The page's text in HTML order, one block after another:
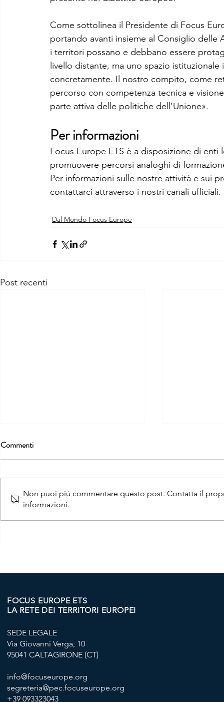
Come sottolinea il Presidente di Focus
portando avanti insieme al Consiglio
i territori possano e debbano essere
livello distante, ma uno spazio
concretamente. Il nostro compito, come
percorso con competenza tecnica e
parte attiva delle politiche dell’Unione».
Per informazioni
Focus Europe ETS è a disposizione di
promuovere percorsi analoghi di
Per informazioni sulle nostre attività e sui
contattarci attraverso i nostri canali ufficiali.
Dal Mondo Focus Europe
Post recenti
IL COMUNE DI SARROCH
AVVISO
Commenti
Non puoi più commentare questo post. Contatta il
informazioni.
FOCUS EUROPE ETS
LA RETE DEI TERRITORI EUROPEI
SEDE LEGALE
Via Giovanni Verga, 10
95041 CALTAGIRONE (CT)
info@focuseurope.org
segreteria@pec.focuseurope.org
+39 093323043